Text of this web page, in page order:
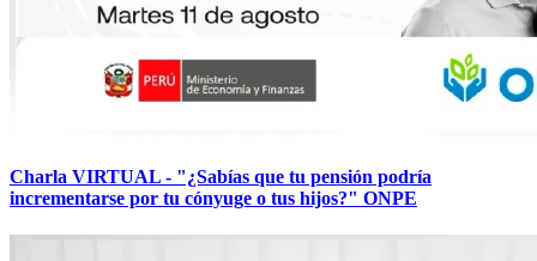
Charla VIRTUAL - "¿Sabías que tu pensión podría
incrementarse por tu cónyuge o tus hijos?" ONPE